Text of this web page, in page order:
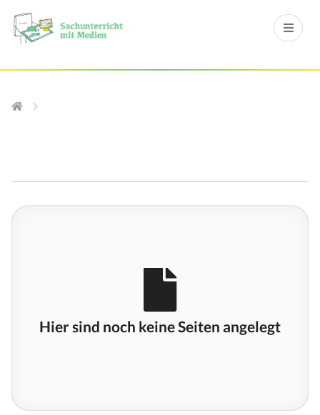
Hier sind noch keine Seiten angelegt